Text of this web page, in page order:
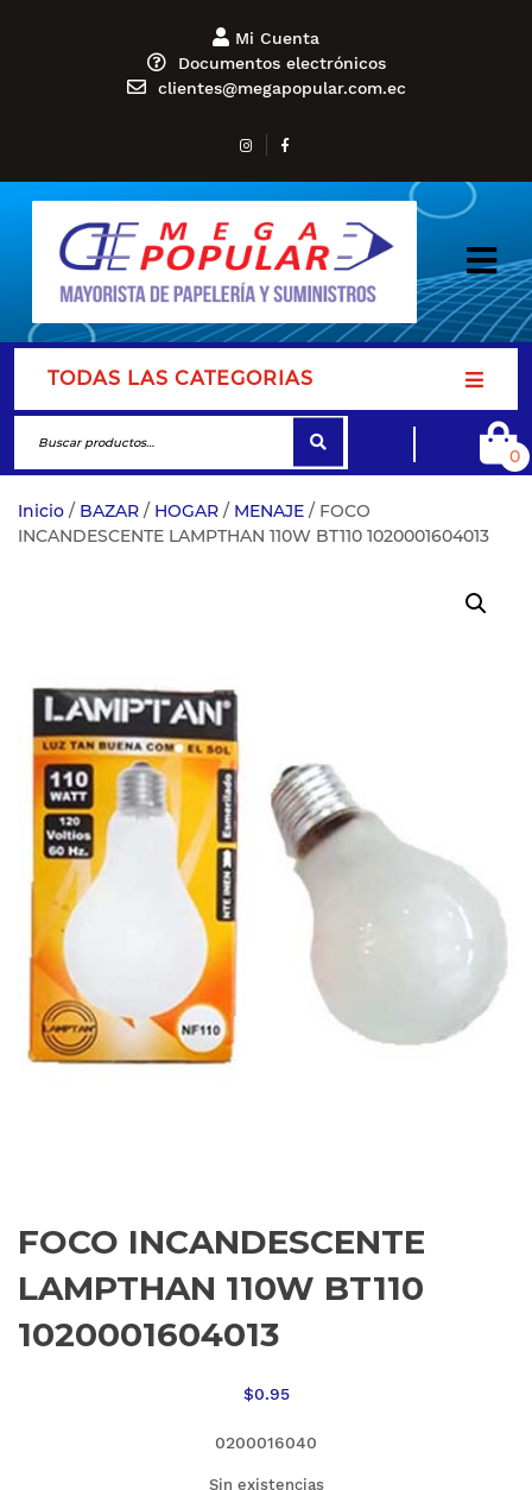
Mi Cuenta
Documentos electrónicos
clientes@megapopular.com.ec
TODAS LAS CATEGORIAS
0
Inicio / BAZAR / HOGAR / MENAJE / FOCO
INCANDESCENTE LAMPTHAN 110W BT110 1020001604013
FOCO INCANDESCENTE
LAMPTHAN 110W BT110
1020001604013
$0.95
0200016040
Sin existencias